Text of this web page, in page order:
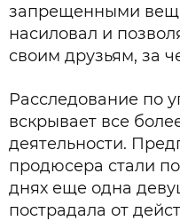
запрещенными
насиловал и
своим друзьям, за
Расследование по
вскрывает все
деятельности.
продюсера стали
днях еще одна
пострадала от